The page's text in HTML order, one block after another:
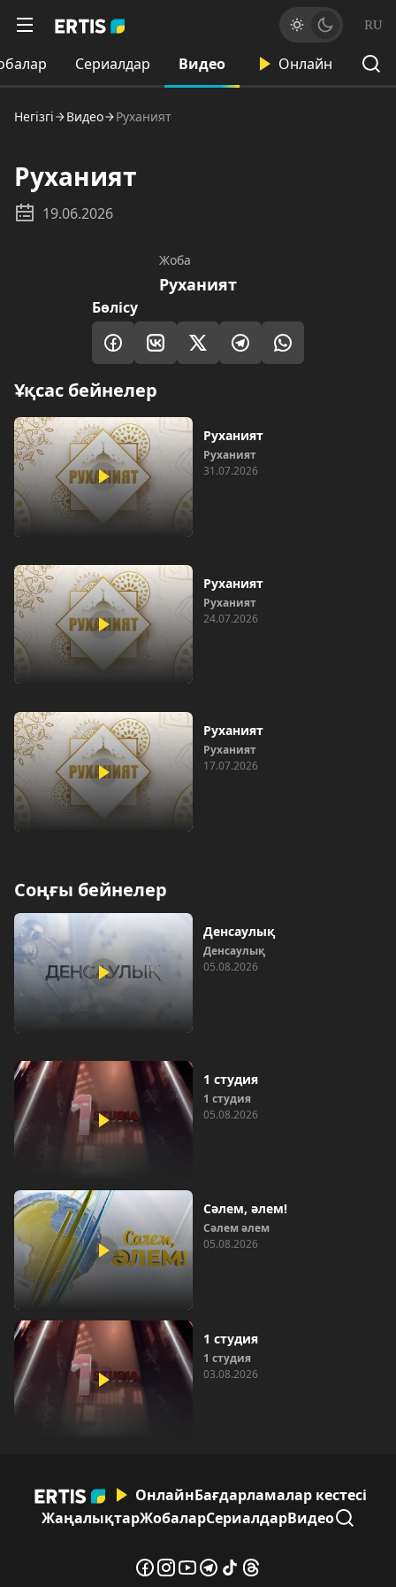
RU
Сериалдар Видео Онлайн
Негізгі Видео Руханият
Руханият
19.06.2026
Жоба
Руханият
Бөлісу
Ұқсас бейнелер
Руханият
Руханият
31.07.2026
Руханият
Руханият
24.07.2026
Руханият
Руханият
17.07.2026
Соңғы бейнелер
Денсаулық
Денсаулық
05.08.2026
1 студия
1 студия
05.08.2026
Сәлем, әлем!
Сәлем әлем
05.08.2026
1 студия
1 студия
03.08.2026
ОнлайнБағдарламалар кестесі
ЖаңалықтарЖобаларСериалдарВидео